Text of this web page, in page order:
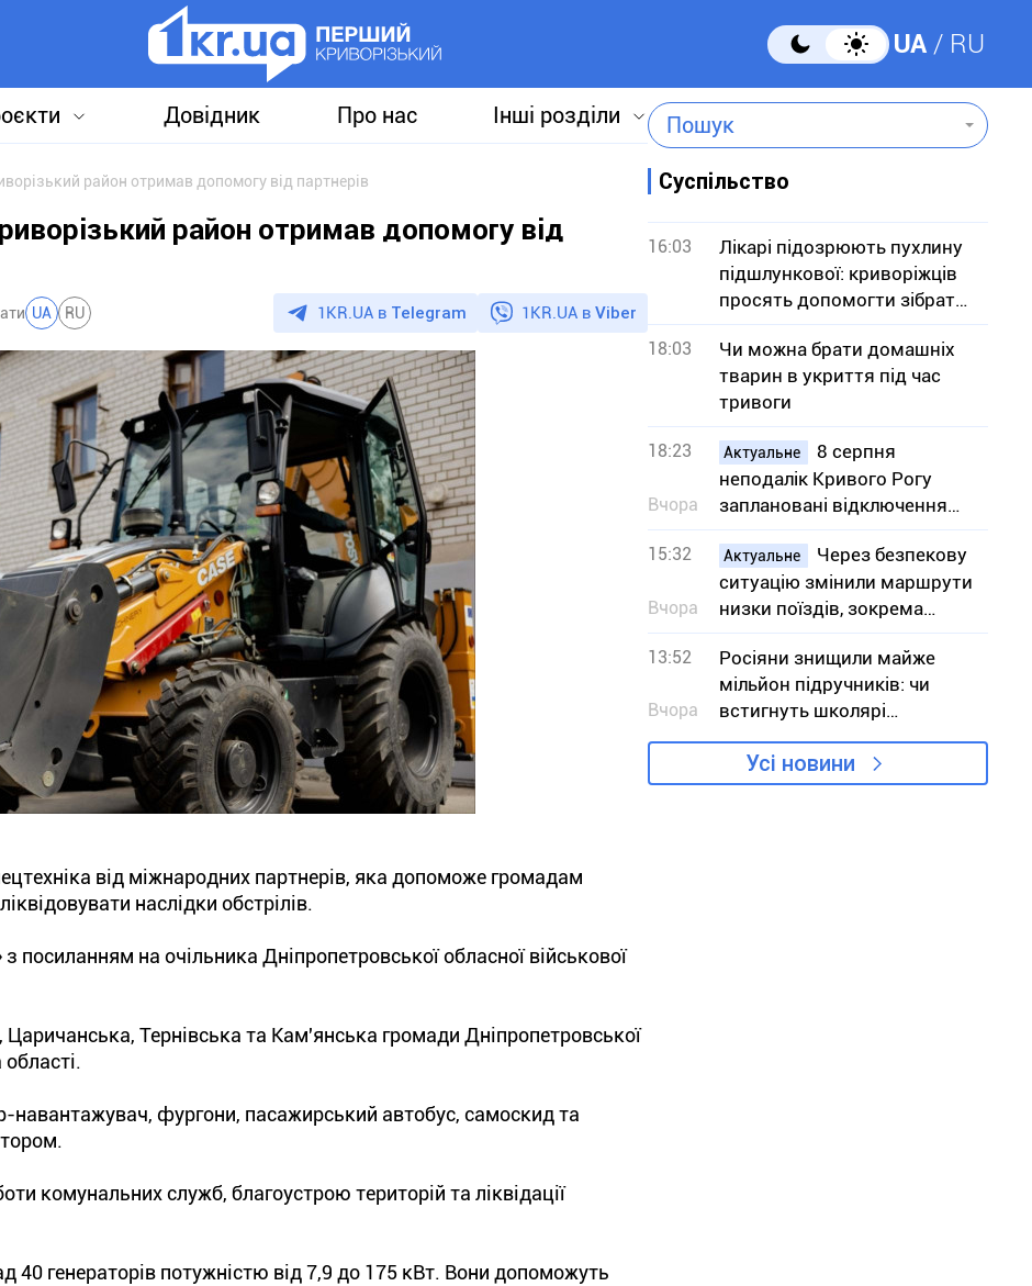
UA RU
Довідник Про нас Інші розділи Пошук
район отримав допомогу від партнерів
район отримав допомогу від
UA RU 1KR.UA в Telegram 1KR.UA в Viber
від міжнародних партнерів, яка допоможе громадам
наслідки обстрілів.
на очільника Дніпропетровської обласної військової
Тернівська та Кам'янська громади Дніпропетровської
навантажувач, фургони, пасажирський автобус, самоскид та
комунальних служб, благоустрою територій та ліквідації
40 генераторів потужністю від 7,9 до 175 кВт. Вони допоможуть
Суспільство
16:03
Лікарі підозрюють пухлину
підшлункової: криворіжців
просять допомогти зібрати
кошти на операцію
18:03
Чи можна брати домашніх
тварин в укриття під час
тривоги
18:23
Вчора
Актуальне
8 серпня
неподалік Кривого Рогу
заплановані відключення
світла – адреси
15:32
Вчора
Актуальне
Через безпекову
ситуацію змінили маршрути
низки поїздів, зокрема
сполученням з Кривим
Рогом
13:52
Вчора
Росіяни знищили майже
мільйон підручників: чи
встигнуть школярі
отримати книги до
навчального року
Усі новини